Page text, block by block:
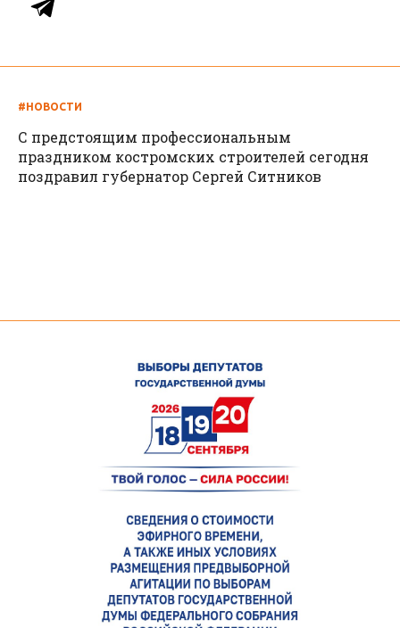
#НОВОСТИ
С предстоящим профессиональным
праздником костромских строителей сегодня
поздравил губернатор Сергей Ситников